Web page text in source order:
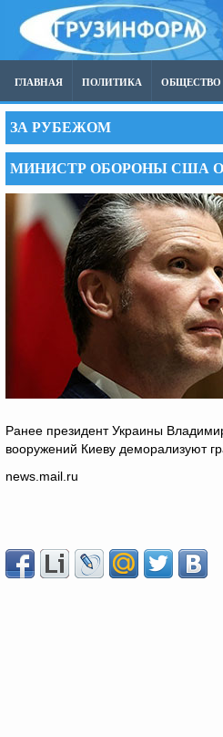
ГЛАВНАЯ ПОЛИТИКА ОБЩЕСТВО
ЗА РУБЕЖОМ
МИНИСТР ОБОРОНЫ США
Ранее президент Украины
вооружений Киеву деморализуют
news.mail.ru